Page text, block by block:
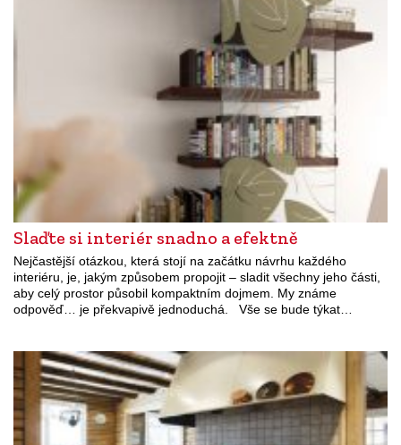
Slaďte si interiér snadno a efektně
Nejčastější otázkou, která stojí na začátku návrhu každého
interiéru, je, jakým způsobem propojit – sladit všechny jeho části,
aby celý prostor působil kompaktním dojmem. My známe
odpověď… je překvapivě jednoduchá. Vše se bude týkat…